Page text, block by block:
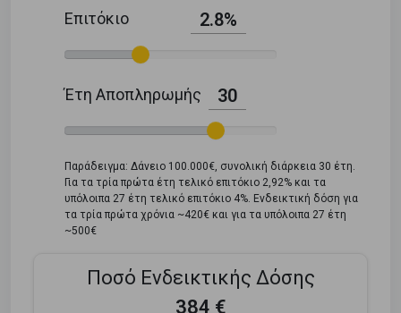
Επιτόκιο 2.8%
Έτη Αποπληρωμής 30
Παράδειγμα: Δάνειο 100.000€, συνολική διάρκεια 30 έτη.
Για τα τρία πρώτα έτη τελικό επιτόκιο 2,92% και τα
υπόλοιπα 27 έτη τελικό επιτόκιο 4%. Ενδεικτική δόση για
τα τρία πρώτα χρόνια ~420€ και για τα υπόλοιπα 27 έτη
~500€
Ποσό Ενδεικτικής Δόσης
384 €